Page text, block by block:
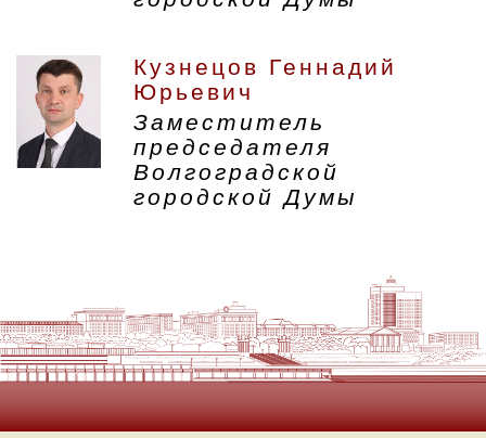
Кузнецов Геннадий
Юрьевич
Заместитель
председателя
Волгоградской
городской Думы